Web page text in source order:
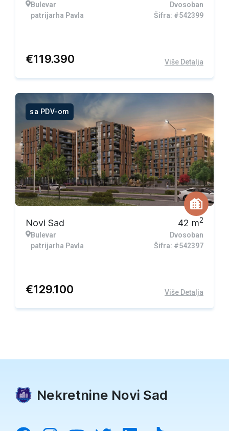
Bulevar
patrijarha Pavla
Dvosoban
Šifra: #542399
€119.390 Više Detalja
sa PDV-om
Novi Sad
Bulevar
patrijarha Pavla
42 m2
Dvosoban
Šifra: #542397
€129.100 Više Detalja
Nekretnine Novi Sad